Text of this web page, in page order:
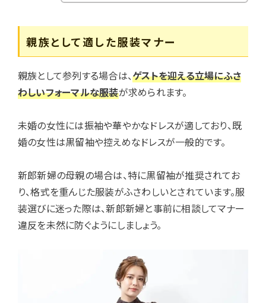
親族として適した服装マナー
親族として参列する場合は、ゲストを迎える立場にふさ
わしいフォーマルな服装が求められます。
未婚の女性には振袖や華やかなドレスが適しており、既
婚の女性は黒留袖や控えめなドレスが一般的です。
新郎新婦の母親の場合は、特に黒留袖が推奨されてお
り、格式を重んじた服装がふさわしいとされています。服
装選びに迷った際は、新郎新婦と事前に相談してマナー
違反を未然に防ぐようにしましょう。